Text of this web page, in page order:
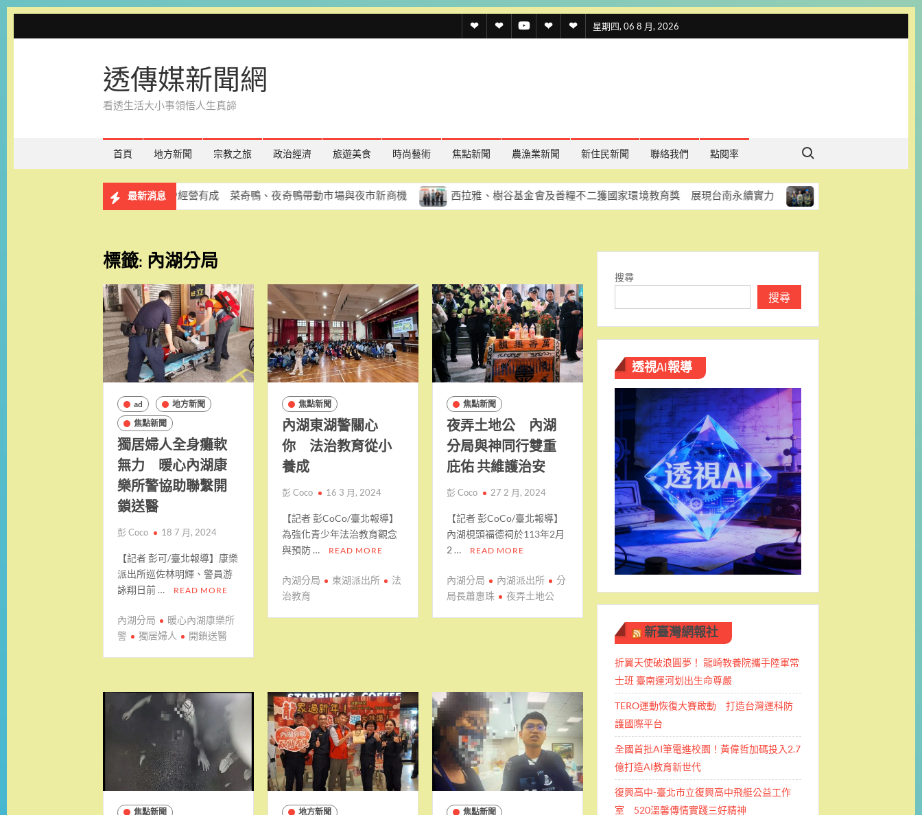
to
星期四, 06 8 月, 2026
透 透
名
透 聯 官
透傳媒新聞網
看透生活大小事領悟人生真諦
首頁 地方新聞 宗教之旅 政治經濟 旅遊美食 時尚藝術 焦點新聞 農漁業新聞 新住民新聞 聯絡我們 點閱率
Search for:
最新消息
台南吉祥物IP經營有成 菜奇鴨、夜奇鴨帶動市場與夜市新商機 西拉雅、樹谷基金會及善糧不二獲國家環境教育獎 展現台南永續實力 台南加速改善雨水下水道 老舊箱
標籤:內湖分局
ad
地方新聞
焦點新聞
獨居婦人全身癱軟
無力 暖心內湖康
樂所警協助聯繫開
鎖送醫
彭 Coco 18 7 月, 2024
【記者 彭可/臺北報導】康樂
派出所巡佐林明輝、警員游
詠翔日前 …
READ MORE
內湖分局
暖心內湖康樂所
警
獨居婦人 開鎖送醫
焦點新聞
內湖東湖警關心
你 法治教育從小
養成
彭 Coco 16 3 月, 2024
【記者 彭CoCo/臺北報導】
為強化青少年法治教育觀念
與預防 …
READ MORE
內湖分局 東湖派出所
法
治教育
焦點新聞
夜弄土地公 內湖
分局與神同行雙重
庇佑 共維護治安
彭 Coco 27 2 月, 2024
【記者 彭CoCo/臺北報導】
內湖梘頭福德祠於113年2月
2 …
READ MORE
內湖分局 內湖派出所
分
局長蕭惠珠
夜弄土地公
焦點新聞
地方新聞
焦點新聞
搜尋
搜尋
透視AI報導
新臺灣網報社
折翼天使破浪圓夢！ 龍崎教養院攜手陸軍常
士班 ​臺南運河划出生命尊嚴
TERO運動恢復大賽啟動 打造台灣運科防
護國際平台
全國首批AI筆電進校園！黃偉哲加碼投入2.7
億打造AI教育新世代
復興高中-臺北市立復興高中飛艇公益工作
室 520溫馨傳情實踐三好精神